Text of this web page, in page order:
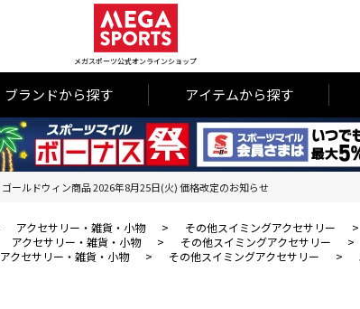
メガスポーツ公式オンラインショップ
ブランドから探す アイテムから探す
ゴールドウィン商品 2026年8月25日(火) 価格改定のお知らせ
アクセサリー・雑貨・小物 > その他スイミングアクセサリー >
アクセサリー・雑貨・小物 > その他スイミングアクセサリー >
アクセサリー・雑貨・小物 > その他スイミングアクセサリー >